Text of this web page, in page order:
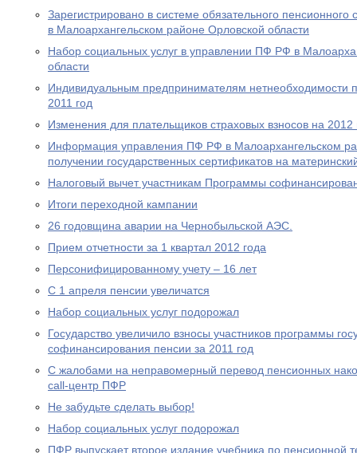
Зарегистрировано в системе обязательного
в Малоархангельском районе Орловской области
Набор социальных услуг в управлении ПФ РФ в
области
Индивидуальным предпринимателям нетнеобходимости
2011 год
Изменения для плательщиков страховых взносов на 2012
Информация управления ПФ РФ в Малоархангельском
получении государственных сертификатов на
Налоговый вычет участникам Программы
Итоги переходной кампании
26 годовщина аварии на Чернобыльской АЭС.
Прием отчетности за 1 квартал 2012 года
Персонифицированному учету – 16 лет
С 1 апреля пенсии увеличатся
Набор социальных услуг подорожал
Государство увеличило взносы участников программы
софинансирования пенсии за 2011 год
С жалобами на неправомерный перевод пенсионных
call-центр ПФР
Не забудьте сделать выбор!
Набор социальных услуг подорожал
ПФР выпускает второе издание учебника по пенсионной